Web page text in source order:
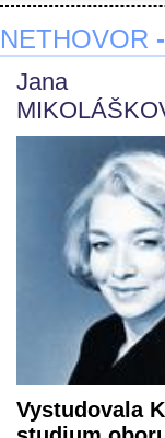
NETHOVOR
Jana
Vystudovala